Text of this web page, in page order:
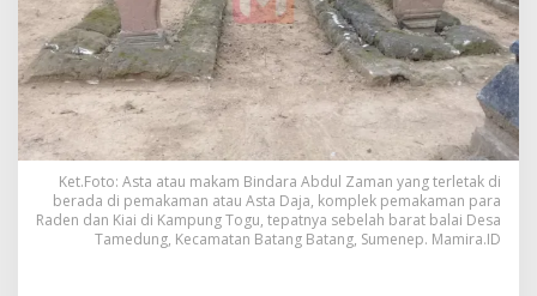
A
b
d
u
l
Z
a
m
a
n
,
P
Ket.Foto: Asta atau makam Bindara Abdul Zaman yang terletak di
berada di pemakaman atau Asta Daja, komplek pemakaman para
Raden dan Kiai di Kampung Togu, tepatnya sebelah barat balai Desa
Tamedung, Kecamatan Batang Batang, Sumenep. Mamira.ID